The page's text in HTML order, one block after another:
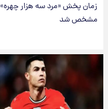
زمان پخش «مرد سه هزار چهره»
مشخص شد